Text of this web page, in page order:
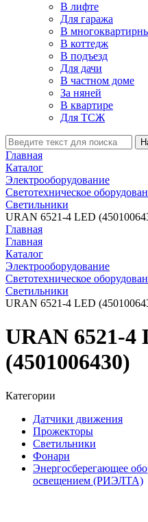
В лифте
Для гаража
В
В коттедж
В подъезд
Для дачи
В частном доме
За няней
В квартире
Для ТСЖ
Главная
Каталог
Электрооборудование
Светотехническое
Светильники
URAN 6521-4 LED
Главная
Главная
Каталог
Электрооборудование
Светотехническое
Светильники
URAN 6521-4 LED
URAN 6521-4
(4501006430)
Категории
Датчики движения
Прожекторы
Светильники
Фонари
Энергосберегающее
освещением (РИЭЛТА)